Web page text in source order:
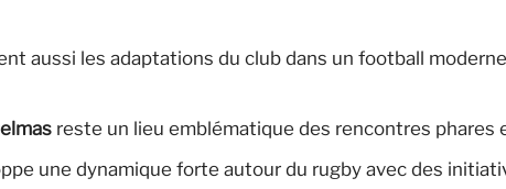
aussi les adaptations du club dans un football
reste un lieu emblématique des rencontres phares
une dynamique forte autour du rugby avec des